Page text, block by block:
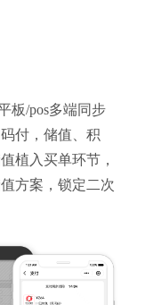
板/pos多端同步
付，储值、积
植入买单环节，
方案，锁定二次